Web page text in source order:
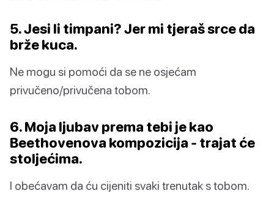
5. Jesi li timpani? Jer mi tjeraš srce da
brže kuca.
Ne mogu si pomoći da se ne osjećam
privučeno/privučena tobom.
6. Moja ljubav prema tebi je kao
Beethovenova kompozicija - trajat će
stoljećima.
I obećavam da ću cijeniti svaki trenutak s tobom.